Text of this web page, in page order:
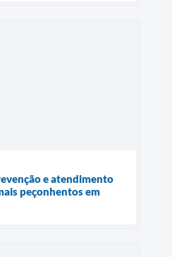
e atendimento
peçonhentos em